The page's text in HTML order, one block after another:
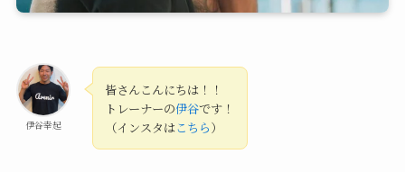
伊谷幸起
皆さんこんにちは！！
トレーナーの伊谷です！
（インスタはこちら）